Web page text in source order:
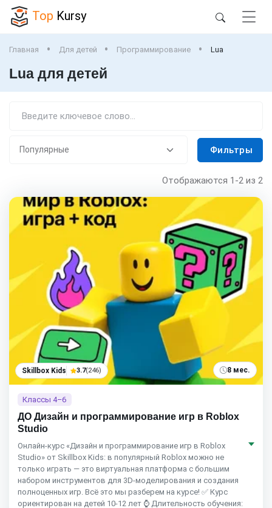
Top Kursy
Главная Для детей Программирование Lua
Lua для детей
Фильтры
Отображаются 1-2 из 2
Skillbox Kids 3.7(246) 8 мес.
Классы 4–6
ДО Дизайн и программирование игр в Roblox
Studio
Онлайн-курс «Дизайн и программирование игр в Roblox
Studio» от Skillbox Kids: в популярный Roblox можно не
только играть — это виртуальная платформа с большим
набором инструментов для 3D-моделирования и создания
полноценных игр. Всё это мы разберем на курсе! ✅ Курс
ориентирован на детей 10-12 лет ⌚ Длительность обучения: